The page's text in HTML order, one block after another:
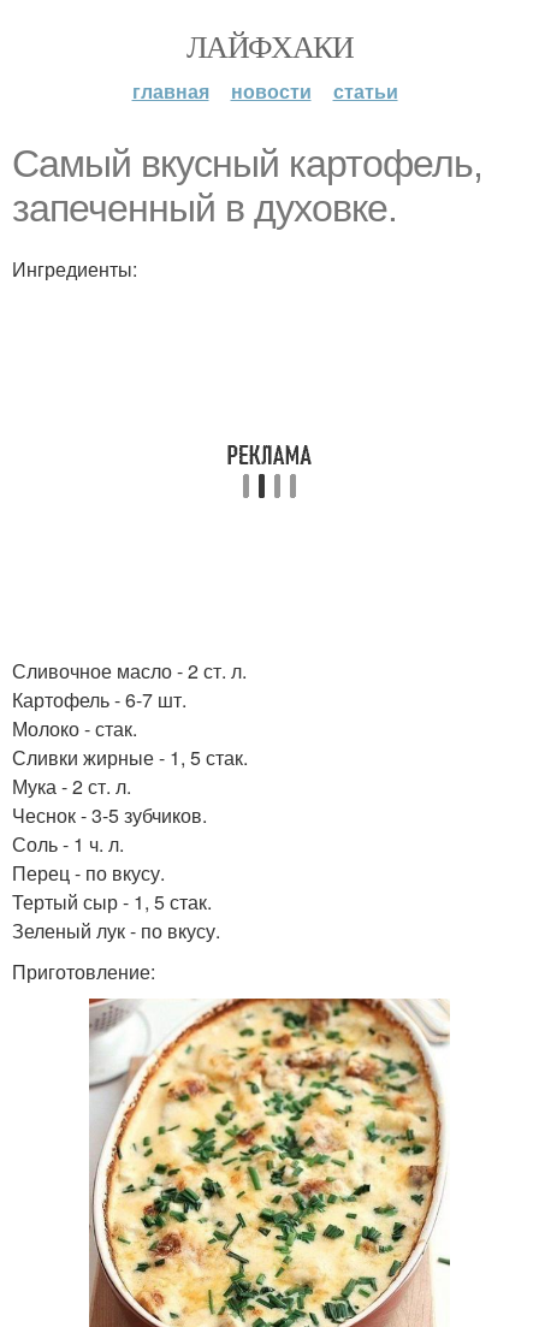
ЛАЙФХАКИ
главная новости статьи
Самый вкусный картофель,
запеченный в духовке.
Ингредиенты:
Сливочное масло - 2 ст. л.
Картофель - 6-7 шт.
Молоко - стак.
Сливки жирные - 1, 5 стак.
Мука - 2 ст. л.
Чеснок - 3-5 зубчиков.
Соль - 1 ч. л.
Перец - по вкусу.
Тертый сыр - 1, 5 стак.
Зеленый лук - по вкусу.
Приготовление: